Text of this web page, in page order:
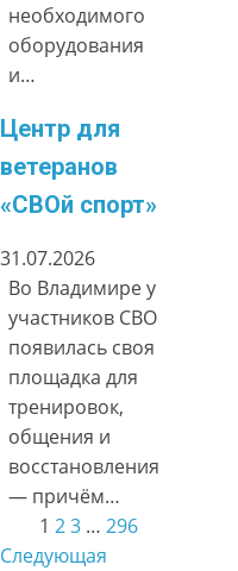
необходимого
оборудования
и…
Центр для
ветеранов
«СВОй спорт»
31.07.2026
Во Владимире у
участников СВО
появилась своя
площадка для
тренировок,
общения и
восстановления
— причём…
1 23 … 296
Следующая